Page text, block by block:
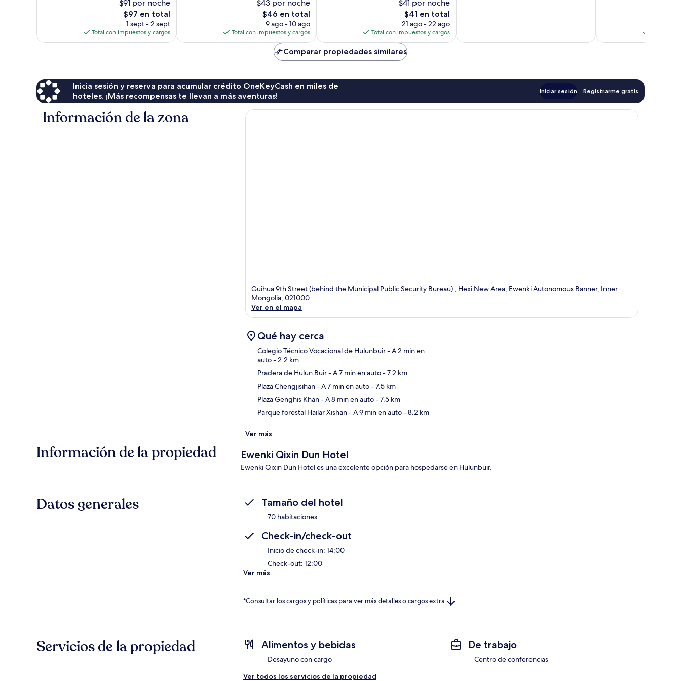
$91 por noche
El
precio
actual
es
$97 en total
1 sept - 2 sept
Total con impuestos y cargos
$43 por noche
El
precio
actual
es
$46 en total
9 ago - 10 ago
Total con impuestos y cargos
$41 por noche
El
precio
actual
es
de
$41
$41 en total
21 ago - 22 ago
Total con impuestos y cargos
Comparar propiedades similares
Inicia sesión y reserva para acumular crédito OneKeyCash en miles de
hoteles. ¡Más recompensas te llevan a más aventuras!
Iniciar sesión Registrarme gratis
Información de la zona
Guihua 9th Street (behind the Municipal Public Security Bureau) , Hexi New Area, Ewenki Autonomous Banner, Inner
Mongolia, 021000
Ver en el mapa
Qué hay cerca
Colegio Técnico Vocacional de Hulunbuir- A 2 min en
auto- 2.2 km
Pradera de Hulun Buir- A 7 min en auto- 7.2 km
Plaza Chengjisihan- A 7 min en auto- 7.5 km
Plaza Genghis Khan- A 8 min en auto- 7.5 km
Parque forestal Hailar Xishan- A 9 min en auto- 8.2 km
Ver más
Información de la propiedad Ewenki Qixin Dun Hotel
Ewenki Qixin Dun Hotel es una excelente opción para hospedarse en Hulunbuir.
Datos generales Tamaño del hotel
70 habitaciones
Check-in/check-out
Inicio de check-in: 14:00
Check-out: 12:00
Ver más
*Consultar los cargos y políticas para ver más detalles o cargos extra
Servicios de la propiedad Alimentos y bebidas
Desayuno con cargo
De trabajo
Centro de conferencias
Ver todos los servicios de la propiedad